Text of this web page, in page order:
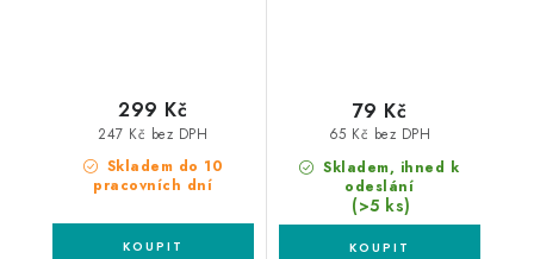
Skladem do 10
pracovních dní
247 Kč bez DPH
299 Kč
Skladem, ihned k
odeslání
(>5 ks)
65 Kč bez DPH
79 Kč